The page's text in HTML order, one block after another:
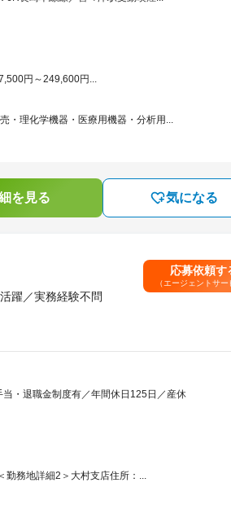
円～249,600円...
理化学機器・医療用機器・分析用...
を見る 気になる
躍／実務経験不問
応募依頼す
（エージェントサー
・退職金制度有／年間休日125日／産休
務地詳細2＞大村支店住所：...